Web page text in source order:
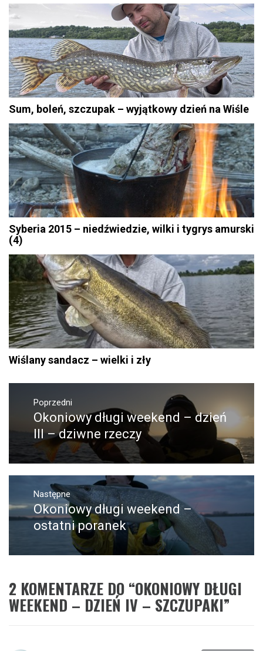
Sum, boleń, szczupak – wyjątkowy dzień na Wiśle
Syberia 2015 – niedźwiedzie, wilki i tygrys amurski
(4)
Wiślany sandacz – wielki i zły
Nawigacja
wpisuPoprzedni
Poprzedni
wpis:
Okoniowy długi weekend – dzień
III – dziwne rzeczy
Następne
Następny
post:
Okoniowy długi weekend –
ostatni poranek
2 KOMENTARZE DO “OKONIOWY DŁUGI
WEEKEND – DZIEŃ IV – SZCZUPAKI”